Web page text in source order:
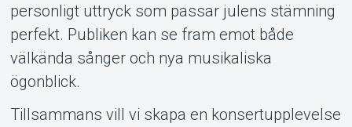
personligt uttryck som passar julens stämning
perfekt. Publiken kan se fram emot både
välkända sånger och nya musikaliska
ögonblick.
Tillsammans vill vi skapa en konsertupplevelse